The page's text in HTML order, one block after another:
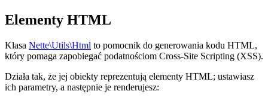
Elementy HTML
Klasa Nette\Utils\Html to pomocnik do generowania kodu HTML,
który pomaga zapobiegać podatnościom Cross-Site Scripting (XSS).
Działa tak, że jej obiekty reprezentują elementy HTML; ustawiasz
ich parametry, a następnie je renderujesz: